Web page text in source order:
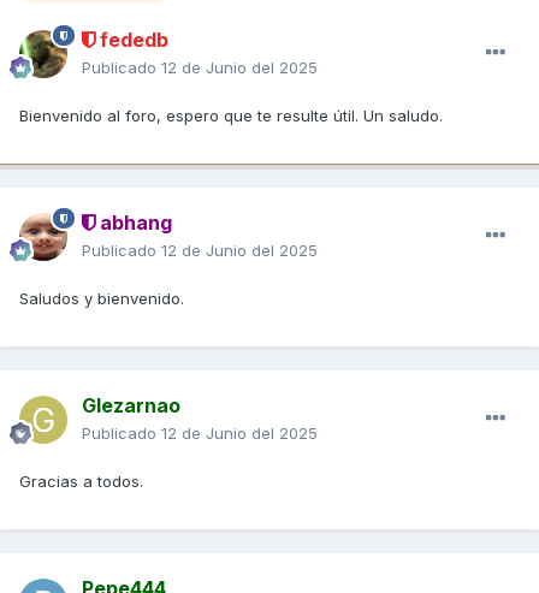
fededb
Publicado 12 de Junio del 2025
Bienvenido al foro, espero que te resulte útil. Un saludo.
abhang
Publicado 12 de Junio del 2025
Saludos y bienvenido.
Glezarnao
Publicado 12 de Junio del 2025
Gracias a todos.
Pepe444